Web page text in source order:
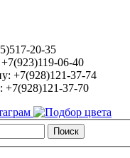
20-35
06-40
+7(928)121-37-74
+7(928)121-37-70
Поиск